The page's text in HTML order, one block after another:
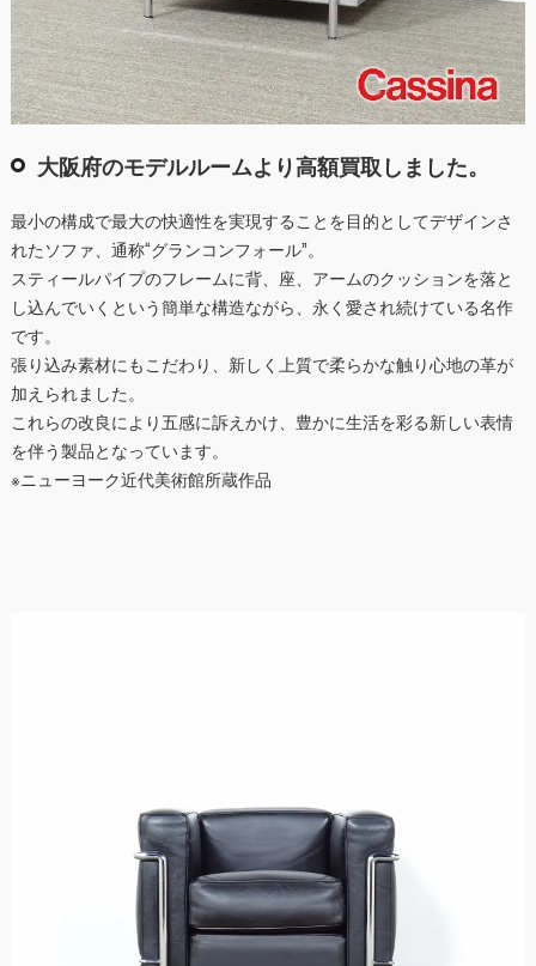
大阪府のモデルルームより高額買取しました。
最小の構成で最大の快適性を実現することを目的としてデザインさ
れたソファ、通称“グランコンフォール”。
スティールパイプのフレームに背、座、アームのクッションを落と
し込んでいくという簡単な構造ながら、永く愛され続けている名作
です。
張り込み素材にもこだわり、新しく上質で柔らかな触り心地の革が
加えられました。
これらの改良により五感に訴えかけ、豊かに生活を彩る新しい表情
を伴う製品となっています。
※ニューヨーク近代美術館所蔵作品